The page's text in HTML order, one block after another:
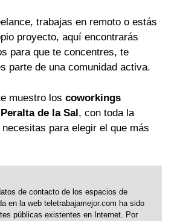
trabajas en remoto o estás
proyecto, aquí encontrarás
para que te concentres, te
parte de una comunidad activa.
muestro los coworkings
de la Sal, con toda la
para elegir el que más
de contacto de los espacios de
en la web teletrabajamejor.com ha sido
públicas existentes en Internet. Por